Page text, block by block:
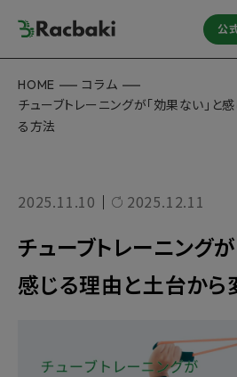
公
HOME
コラム
チューブトレーニングが「効果ない」と
る方法
2025.11.10 2025.12.11
チューブトレーニングが
感じる理由と土台から